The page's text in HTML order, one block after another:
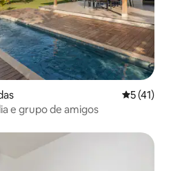
5 de uma
5 (41)
e grupo de amigos